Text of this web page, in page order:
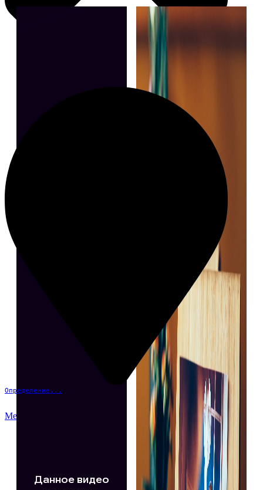
Определение...
Меню